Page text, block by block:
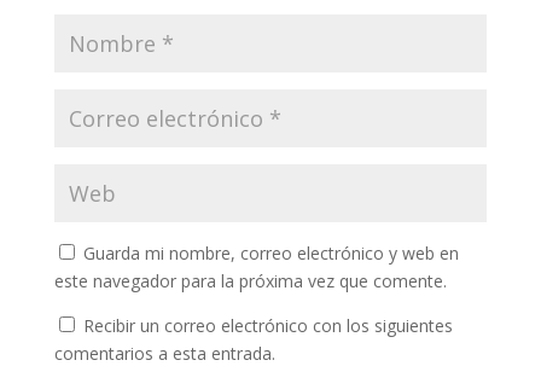
Guarda mi nombre, correo electrónico y web en
este navegador para la próxima vez que comente.
Recibir un correo electrónico con los siguientes
comentarios a esta entrada.